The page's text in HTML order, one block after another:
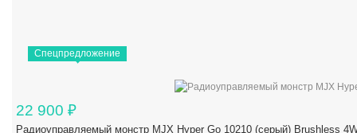
Спецпредложение
22 900 ₽
Радиоуправляемый монстр MJX Hyper Go 10210 (серый) Brushless